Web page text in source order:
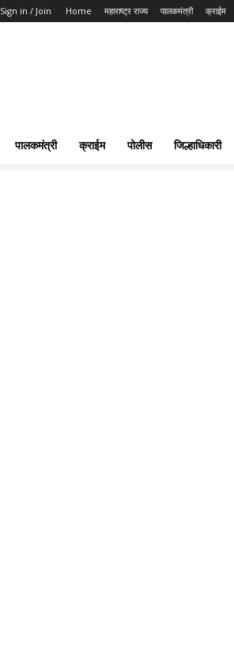
Sign in / Join Home महाराष्ट्र राज्य पालकमंत्री क्राईम
पालकमंत्री क्राईम पोलीस जिल्हाधिकारी